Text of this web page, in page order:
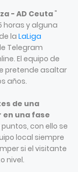
- AD Ceuta"
horas y alguna
la LaLiga
Telegram
El equipo de
pretende asaltar
años.
de una
en una fase
con ello se
local siempre
si el visitante
nivel.